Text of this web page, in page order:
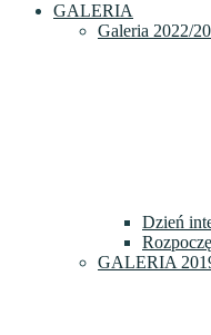
GALERIA
Galeria 2022/
Dzień
GALERIA